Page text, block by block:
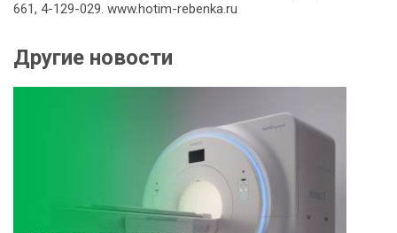
661, 4-129-029. www.hotim-rebenka.ru
Другие новости